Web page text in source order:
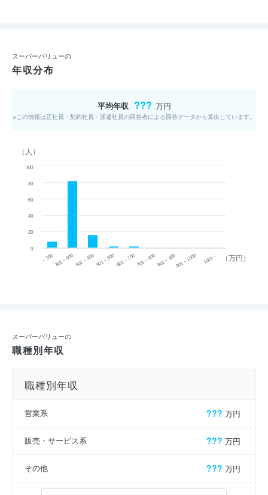
スーパーバリューの
年収分布
平均年収 ??? 万円
※この情報は正社員・契約社員・派遣社員の回答者による回答データから算出しています。
（万円）
（人）
~ 300 301 ~ 400 401 ~ 500501 ~ 600601 ~ 700701 ~ 800801 ~ 900901 ~ 1000 1001 ~
0
20
40
60
80
100
スーパーバリューの
職種別年収
職種別年収
営業系 ??? 万円
販売・サービス系 ??? 万円
その他 ??? 万円